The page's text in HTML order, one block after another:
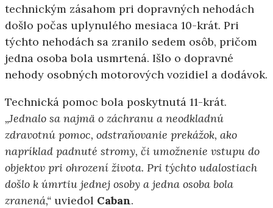
technickým zásahom pri dopravných nehodách
došlo počas uplynulého mesiaca 10-krát. Pri
týchto nehodách sa zranilo sedem osôb, pričom
jedna osoba bola usmrtená. Išlo o dopravné
nehody osobných motorových vozidiel a dodávok.
Technická pomoc bola poskytnutá 11-krát.
„Jednalo sa najmä o záchranu a neodkladnú
zdravotnú pomoc, odstraňovanie prekážok, ako
napríklad padnuté stromy, či umožnenie vstupu do
objektov pri ohrození života. Pri týchto udalostiach
došlo k úmrtiu jednej osoby a jedna osoba bola
zranená,“ uviedol Caban.